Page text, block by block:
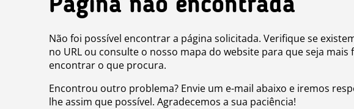
Página não encontrada
Não foi possível encontrar a página solicitada. Verifique se
no URL ou consulte o nosso mapa do website para que seja mais
encontrar o que procura.
Encontrou outro problema? Envie um e-mail abaixo e iremos
lhe assim que possível. Agradecemos a sua paciência!